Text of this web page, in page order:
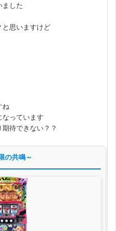
ました
と思いますけど
ね
なっています
待できない？？
の共鳴～